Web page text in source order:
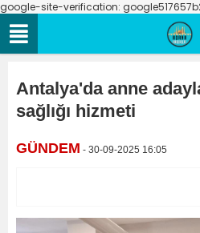
google-site-verification:
Antalya'da anne
sağlığı hizmeti
GÜNDEM - 30-09-2025 16:05